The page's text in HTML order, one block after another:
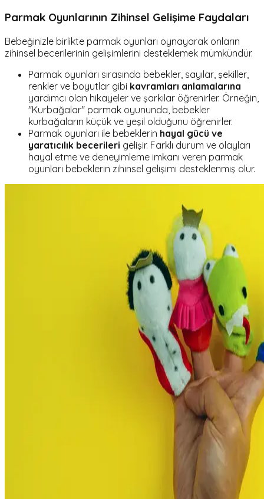
Parmak Oyunlarının Zihinsel Gelişime Faydaları
Bebeğinizle birlikte parmak oyunları oynayarak onların
zihinsel becerilerinin gelişimlerini desteklemek mümkündür.
Parmak oyunları sırasında bebekler, sayılar, şekiller,
renkler ve boyutlar gibi kavramları anlamalarına
yardımcı olan hikayeler ve şarkılar öğrenirler. Örneğin,
"Kurbağalar" parmak oyununda, bebekler
kurbağaların küçük ve yeşil olduğunu öğrenirler.
Parmak oyunları ile bebeklerin hayal gücü ve
yaratıcılık becerileri gelişir. Farklı durum ve olayları
hayal etme ve deneyimleme imkanı veren parmak
oyunları bebeklerin zihinsel gelişimi desteklenmiş olur.